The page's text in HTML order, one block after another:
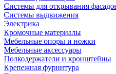
Системы для открывания
Системы выдвижения
Электрика
Кромочные материалы
Мебельные опоры и ножки
Мебельные аксессуары
Полкодержатели и кронштейны
Крепежная фурнитура